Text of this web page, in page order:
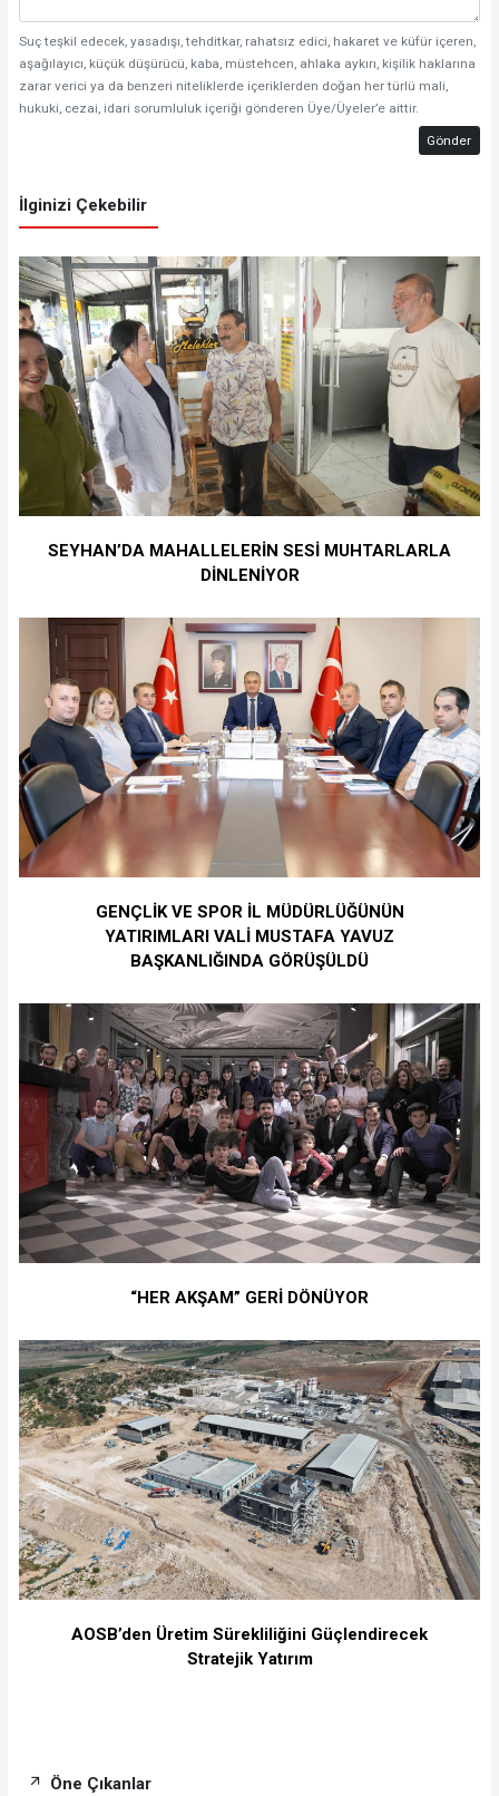
Suç teşkil edecek, yasadışı, tehditkar, rahatsız edici, hakaret ve küfür içeren,
aşağılayıcı, küçük düşürücü, kaba, müstehcen, ahlaka aykırı, kişilik haklarına
zarar verici ya da benzeri niteliklerde içeriklerden doğan her türlü mali,
hukuki, cezai, idari sorumluluk içeriği gönderen Üye/Üyeler’e aittir.
Gönder
İlginizi Çekebilir
SEYHAN’DA MAHALLELERİN SESİ MUHTARLARLA
DİNLENİYOR
GENÇLİK VE SPOR İL MÜDÜRLÜĞÜNÜN
YATIRIMLARI VALİ MUSTAFA YAVUZ
BAŞKANLIĞINDA GÖRÜŞÜLDÜ
“HER AKŞAM” GERİ DÖNÜYOR
⁠AOSB’den Üretim Sürekliliğini Güçlendirecek
Stratejik Yatırım
Öne Çıkanlar